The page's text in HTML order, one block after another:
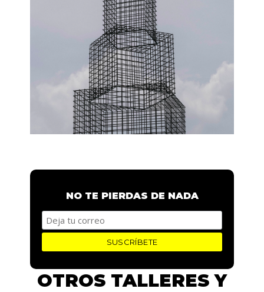
NO TE PIERDAS DE NADA
OTROS TALLERES Y